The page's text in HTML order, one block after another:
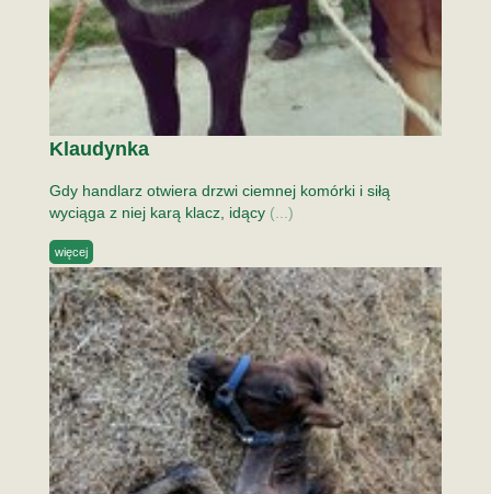
Klaudynka
Gdy handlarz otwiera drzwi ciemnej komórki i siłą
wyciąga z niej karą klacz, idący (...)
więcej